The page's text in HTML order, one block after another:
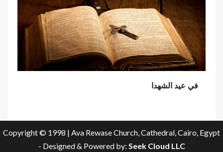
في عيد الشهدا
Copyright © 1998 | Ava Rewase Church, Cathedral, Cairo, Egypt
- Designed & Powered by: Seek Cloud LLC